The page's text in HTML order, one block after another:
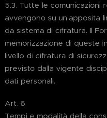
5.3. Tutte le comunicazioni
avvengono su un'apposita
da sistema di cifratura. Il
memorizzazione di queste
livello di cifratura di
previsto dalla vigente
dati personali.
Art. 6
Tempi e modalità della